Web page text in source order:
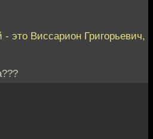
это Виссарион Григорьевич,